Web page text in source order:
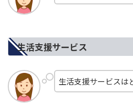
生活支援サービス
生活支援サービスは